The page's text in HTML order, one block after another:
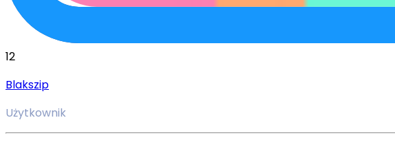
12
Blakszip
Użytkownik